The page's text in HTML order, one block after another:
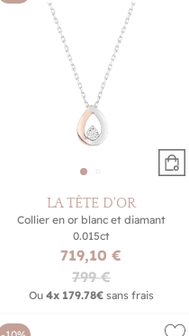
LA TÊTE D'OR
Collier en or blanc et diamant
0.015ct
719,10 €
799 €
Ou 4x 179.78€sans frais